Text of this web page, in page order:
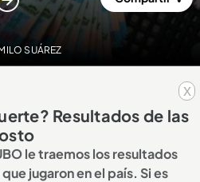
x
SUÁREZ
Resultados de las
le traemos los resultados
jugaron en el país. Si es